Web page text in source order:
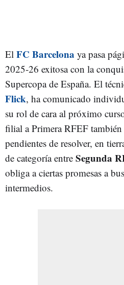
El FC Barcelona ya pasa
2025-26 exitosa con la
Supercopa de España. El
Flick, ha comunicado
su rol de cara al próximo
filial a Primera RFEF también
pendientes de resolver, en
de categoría entre Segunda
obliga a ciertas promesas a
intermedios.